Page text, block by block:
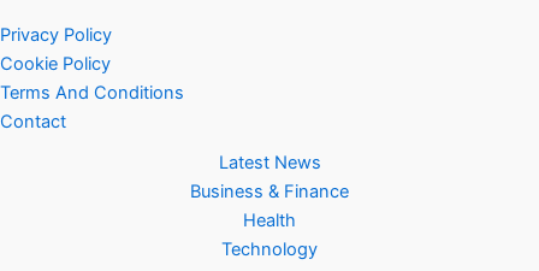
Privacy Policy
Cookie Policy
Terms And Conditions
Contact
Latest News
Business & Finance
Health
Technology